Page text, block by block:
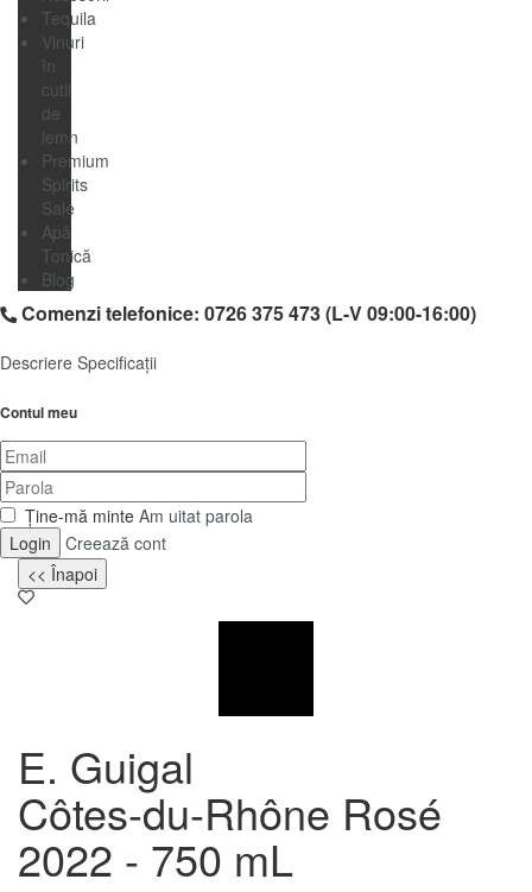
Tequila
Vinuri
în
cutii
de
lemn
Premium
Spirits
Sale
Apă
Tonică
Blog
Comenzi telefonice: 0726 375 473 (L-V 09:00-16:00)
Descriere Specificații
Contul meu
Ține-mă minte Am uitat parola
Login
Creează cont
<< Înapoi
E. Guigal
Côtes-du-Rhône Rosé
2022 - 750 mL